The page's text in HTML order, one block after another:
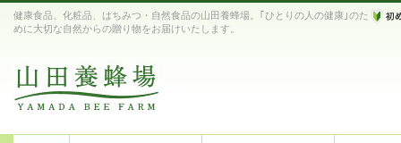
健康食品、化粧品、はちみつ・自然食品の山田養蜂場。｢ひとりの人の健康｣のた
めに大切な自然からの贈り物をお届けいたします。